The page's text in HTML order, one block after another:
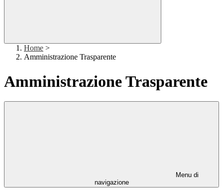
Home >
Amministrazione Trasparente
Amministrazione Trasparente
Menu di
navigazione